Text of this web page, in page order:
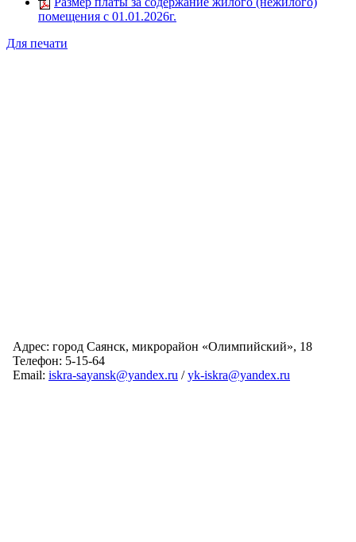
помещения с 01.01.2026г.
Для печати
Адрес: город Саянск, микрорайон «Олимпийский», 18
Телефон: 5-15-64
Email: iskra-sayansk@yandex.ru /yk-iskra@yandex.ru